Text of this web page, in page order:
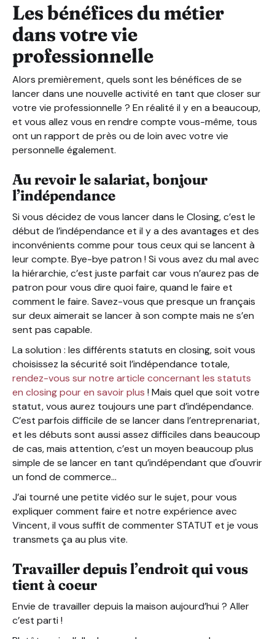
Les bénéfices du métier
dans votre vie
professionnelle
Alors premièrement, quels sont les bénéfices de se
lancer dans une nouvelle activité en tant que closer sur
votre vie professionnelle ? En réalité il y en a beaucoup,
et vous allez vous en rendre compte vous-même, tous
ont un rapport de près ou de loin avec votre vie
personnelle également.
Au revoir le salariat, bonjour
l’indépendance
Si vous décidez de vous lancer dans le Closing, c’est le
début de l’indépendance et il y a des avantages et des
inconvénients comme pour tous ceux qui se lancent à
leur compte. Bye-bye patron ! Si vous avez du mal avec
la hiérarchie, c’est juste parfait car vous n’aurez pas de
patron pour vous dire quoi faire, quand le faire et
comment le faire. Savez-vous que presque un français
sur deux aimerait se lancer à son compte mais ne s’en
sent pas capable.
La solution : les différents statuts en closing, soit vous
choisissez la sécurité soit l’indépendance totale,
rendez-vous sur notre article concernant les statuts
en closing pour en savoir plus ! Mais quel que soit votre
statut, vous aurez toujours une part d’indépendance.
C’est parfois difficile de se lancer dans l’entreprenariat,
et les débuts sont aussi assez difficiles dans beaucoup
de cas, mais attention, c’est un moyen beaucoup plus
simple de se lancer en tant qu’indépendant que d'ouvrir
un fond de commerce…
J’ai tourné une petite vidéo sur le sujet, pour vous
expliquer comment faire et notre expérience avec
Vincent, il vous suffit de commenter STATUT et je vous
transmets ça au plus vite.
Travailler depuis l’endroit qui vous
tient à coeur
Envie de travailler depuis la maison aujourd’hui ? Aller
c’est parti !